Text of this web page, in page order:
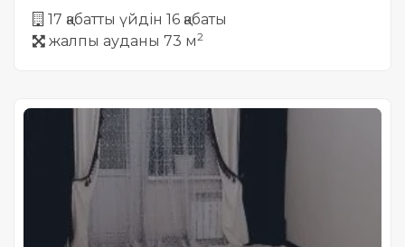
17 қабатты үйдін 16 қабаты
жалпы ауданы 73 м2